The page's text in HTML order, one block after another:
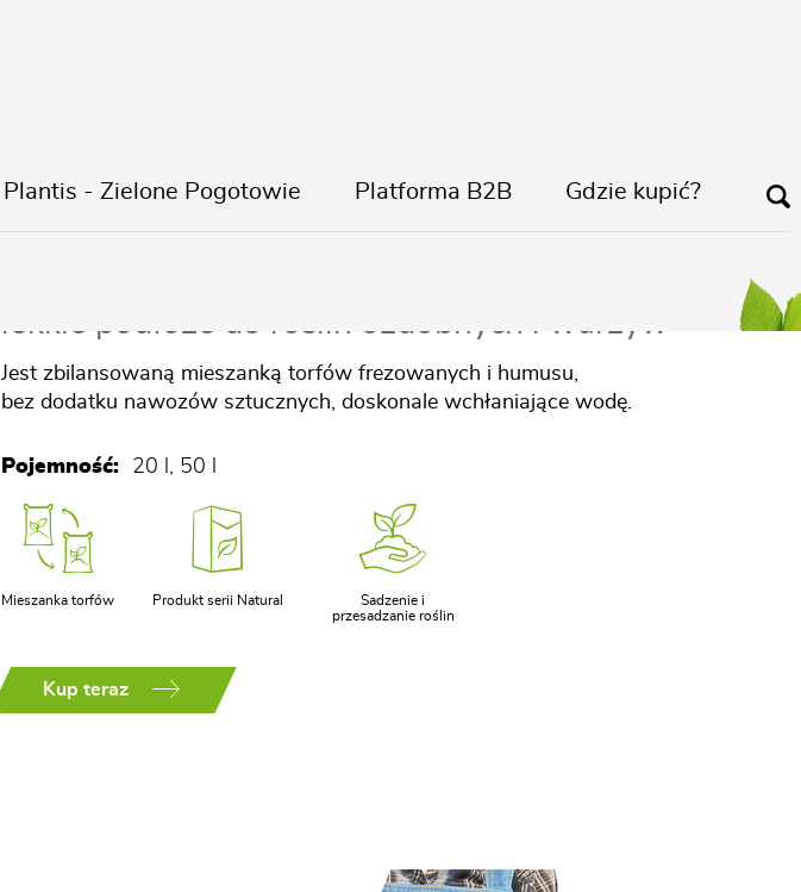
Plantis - Zielone Pogotowie Platforma B2B Gdzie kupić?
lekkie podłoże do roślin ozdobnych i warzyw
Jest zbilansowaną mieszanką torfów frezowanych i humusu,
bez dodatku nawozów sztucznych, doskonale wchłaniające wodę.
Pojemność: 20 l, 50 l
Mieszanka torfów Produkt serii Natural
Sadzenie i
przesadzanie roślin
Kup teraz